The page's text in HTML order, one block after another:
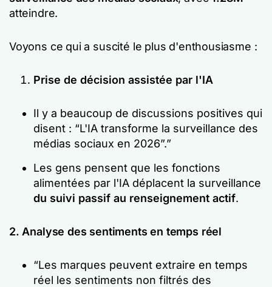
atteindre.
Voyons ce qui a suscité le plus d'enthousiasme :
Prise de décision assistée par l'IA
Il y a beaucoup de discussions positives qui
disent : “L'IA transforme la surveillance des
médias sociaux en 2026”.”
Les gens pensent que les fonctions
alimentées par l'IA déplacent la surveillance
du suivi passif au renseignement actif.
2. Analyse des sentiments en temps réel
“Les marques peuvent extraire en temps
réel les sentiments non filtrés des